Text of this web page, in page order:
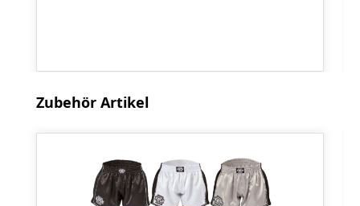
Produktgalerie überspringen
Zubehör Artikel